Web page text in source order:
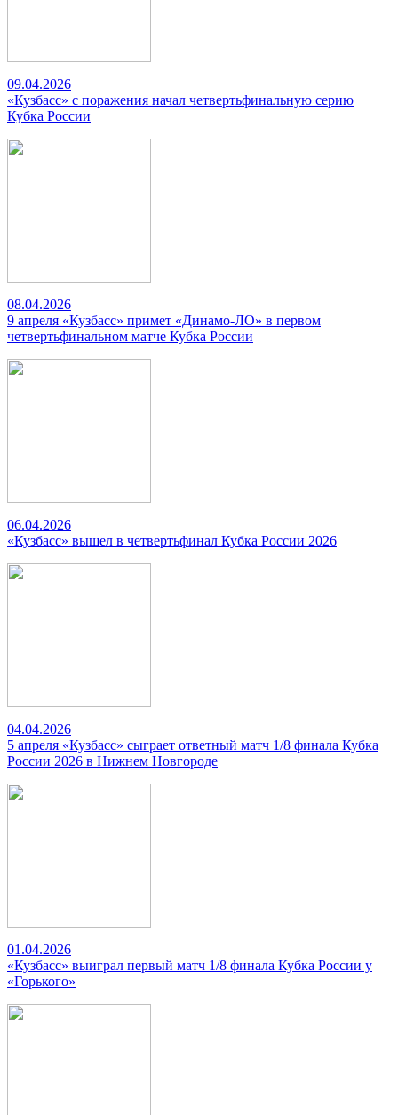
09.04.2026
«Кузбасс» с поражения начал четвертьфинальную серию
Кубка России
08.04.2026
9 апреля «Кузбасс» примет «Динамо-ЛО» в первом
четвертьфинальном матче Кубка России
06.04.2026
«Кузбасс» вышел в четвертьфинал Кубка России 2026
04.04.2026
5 апреля «Кузбасс» сыграет ответный матч 1/8 финала Кубка
России 2026 в Нижнем Новгороде
01.04.2026
«Кузбасс» выиграл первый матч 1/8 финала Кубка России у
«Горького»